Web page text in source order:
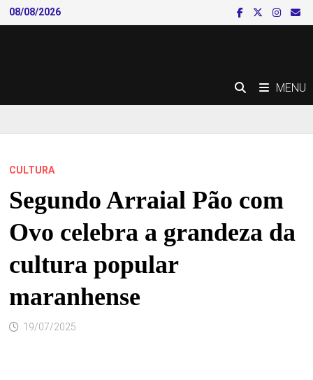
Skip
to
08/08/2026
MENU
CULTURA
Segundo Arraial Pão com
Ovo celebra a grandeza da
cultura popular
maranhense
19/07/2025